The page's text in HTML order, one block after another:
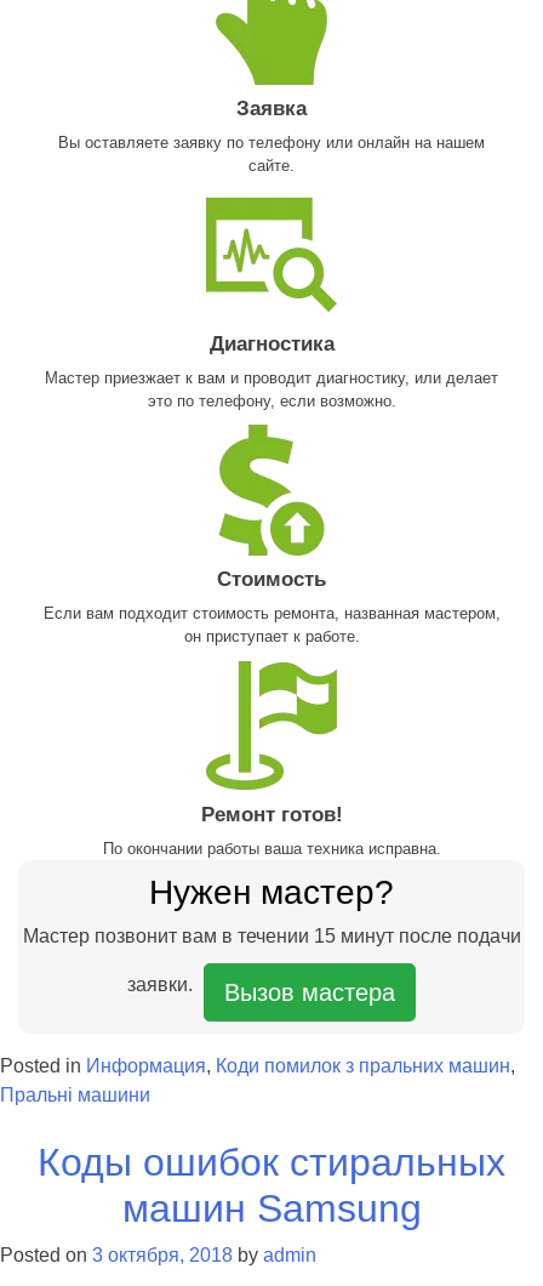
Заявка
Вы оставляете заявку по телефону или онлайн на нашем
сайте.
Диагностика
Мастер приезжает к вам и проводит диагностику, или делает
это по телефону, если возможно.
Стоимость
Если вам подходит стоимость ремонта, названная мастером,
он приступает к работе.
Ремонт готов!
По окончании работы ваша техника исправна.
Нужен мастер?
Мастер позвонит вам в течении 15 минут после подачи
заявки. Вызов мастера
Posted in Информация, Коди помилок з пральних машин,
Пральні машини
Коды ошибок стиральных
машин Samsung
Posted on 3 октября, 2018 by admin